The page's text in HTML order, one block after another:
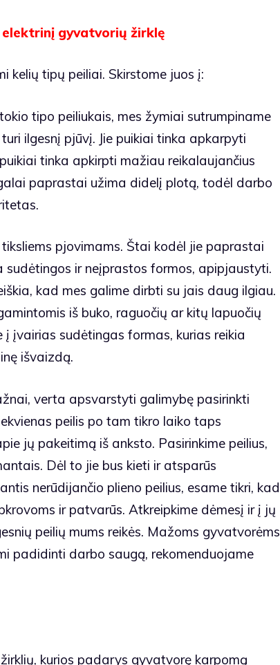
gyvatvorių žirklę
kelių tipų peiliai. Skirstome juos į:
tipo peiliukais, mes žymiai sutrumpiname
ilgesnį pjūvį. Jie puikiai tinka apkarpyti
tinka apkirpti mažiau reikalaujančius
paprastai užima didelį plotą, todėl darbo
pjovimams. Štai kodėl jie paprastai
ir neįprastos formos, apipjaustyti.
kad mes galime dirbti su jais daug ilgiau.
iš buko, raguočių ar kitų lapuočių
įvairias sudėtingas formas, kurias reikia
išvaizdą.
verta apsvarstyti galimybę pasirinkti
peilis po tam tikro laiko taps
jų pakeitimą iš anksto. Pasirinkime peilius,
Dėl to jie bus kieti ir atsparūs
nerūdijančio plieno peilius, esame tikri, kad
ir patvarūs. Atkreipkime dėmesį ir į jų
peilių mums reikės. Mažoms gyvatvorėms
padidinti darbo saugą, rekomenduojame
kurios padarys gyvatvorę karpomą